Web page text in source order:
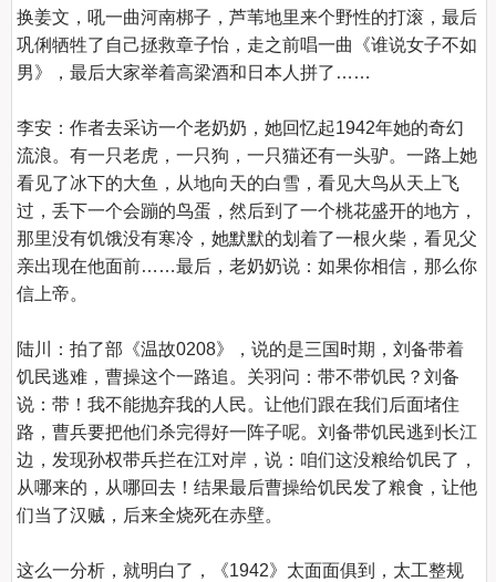
换姜文，吼一曲河南梆子，芦苇地里来个野性的打滚，最后
巩俐牺牲了自己拯救章子怡，走之前唱一曲《谁说女子不如
男》，最后大家举着高梁酒和日本人拼了……
李安：作者去采访一个老奶奶，她回忆起1942年她的奇幻
流浪。有一只老虎，一只狗，一只猫还有一头驴。一路上她
看见了冰下的大鱼，从地向天的白雪，看见大鸟从天上飞
过，丢下一个会蹦的鸟蛋，然后到了一个桃花盛开的地方，
那里没有饥饿没有寒冷，她默默的划着了一根火柴，看见父
亲出现在他面前……最后，老奶奶说：如果你相信，那么你
信上帝。
陆川：拍了部《温故0208》，说的是三国时期，刘备带着
饥民逃难，曹操这个一路追。关羽问：带不带饥民？刘备
说：带！我不能抛弃我的人民。让他们跟在我们后面堵住
路，曹兵要把他们杀完得好一阵子呢。刘备带饥民逃到长江
边，发现孙权带兵拦在江对岸，说：咱们这没粮给饥民了，
从哪来的，从哪回去！结果最后曹操给饥民发了粮食，让他
们当了汉贼，后来全烧死在赤壁。
这么一分析，就明白了，《1942》太面面俱到，太工整规